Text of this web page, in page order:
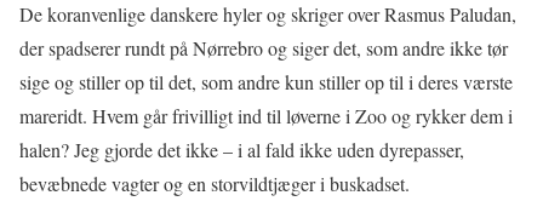
De koranvenlige danskere hyler og skriger over Rasmus Paludan,
der spadserer rundt på Nørrebro og siger det, som andre ikke tør
sige og stiller op til det, som andre kun stiller op til i deres værste
mareridt. Hvem går frivilligt ind til løverne i Zoo og rykker dem i
halen? Jeg gjorde det ikke – i al fald ikke uden dyrepasser,
bevæbnede vagter og en storvildtjæger i buskadset.